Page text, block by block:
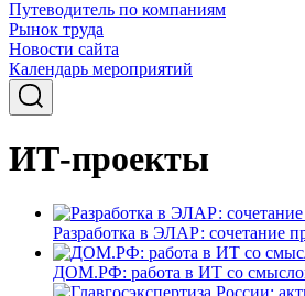
Путеводитель по компаниям
Рынок труда
Новости сайта
Календарь мероприятий
ИТ-проекты
Разработка в ЭЛАР: сочетание
ДОМ.РФ: работа в ИТ со